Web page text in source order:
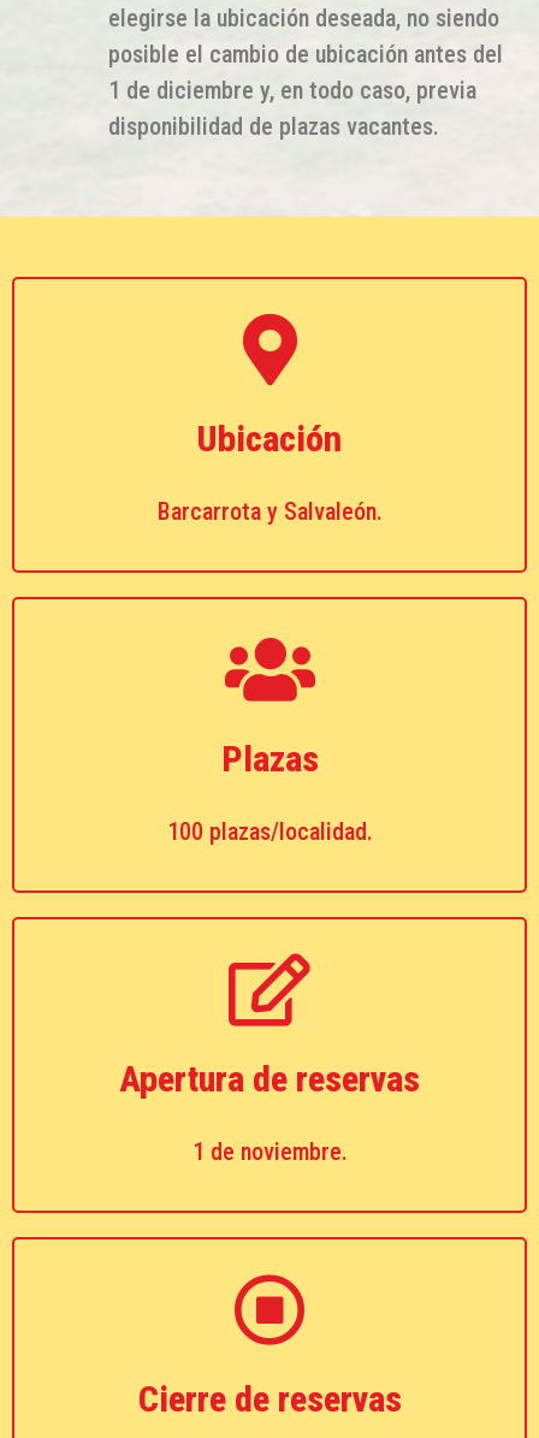
elegirse la ubicación deseada, no siendo
posible el cambio de ubicación antes del
1 de diciembre y, en todo caso, previa
disponibilidad de plazas vacantes.
Ubicación
Barcarrota y Salvaleón.
Plazas
100 plazas/localidad.
Apertura de reservas
1 de noviembre.
Cierre de reservas